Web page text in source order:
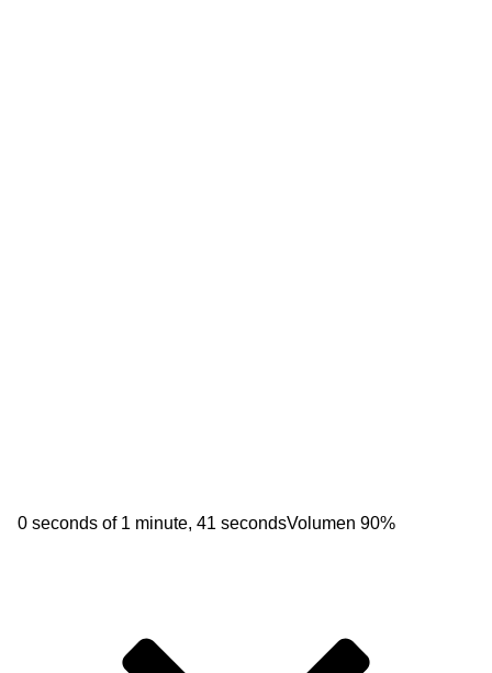
0 seconds of 1 minute, 41 secondsVolumen 90%